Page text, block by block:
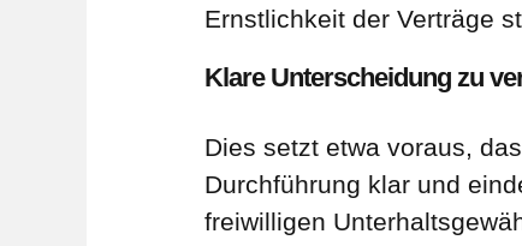
Ernstlichkeit der Verträge
Klare Unterscheidung zu
Dies setzt etwa voraus,
Durchführung klar und
freiwilligen